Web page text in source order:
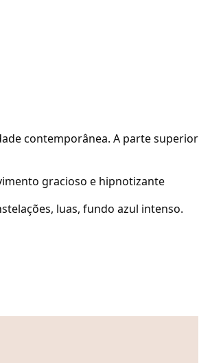
contemporânea. A parte superior
gracioso e hipnotizante
luas, fundo azul intenso.